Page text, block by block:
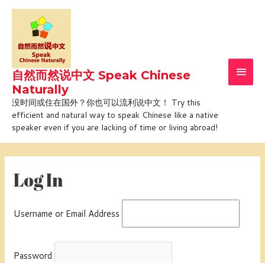
Skip
content
自然而然说中文 Speak Chinese
Naturally
没时间或住在国外？你也可以流利说中文！ Try this
efficient and natural way to speak Chinese like a native
speaker even if you are lacking of time or living abroad!
Log In
Username or Email Address
Password